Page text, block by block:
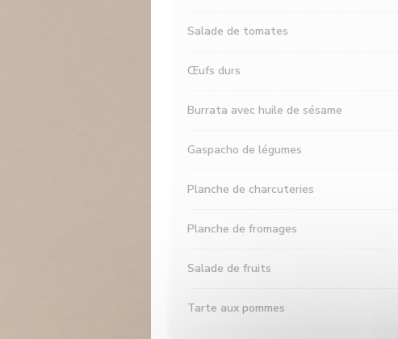
Salade de tomates
Œufs durs
Burrata avec huile de sésame
Gaspacho de légumes
Planche de charcuteries
Planche de fromages
Salade de fruits
Tarte aux pommes